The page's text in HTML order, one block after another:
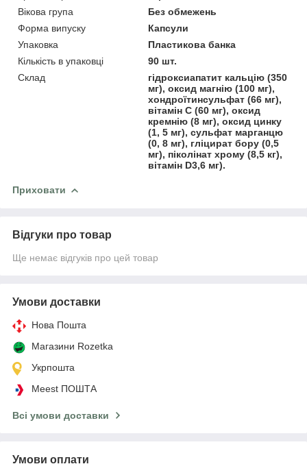
Вікова група
Без обмежень
Форма випуску
Капсули
Упаковка
Пластикова банка
Кількість в упаковці
90 шт.
Склад
гідроксиапатит кальцію (350
мг), оксид магнію (100 мг),
хондроїтинсульфат (66 мг),
вітамін С (60 мг), оксид
кремнію (8 мг), оксид цинку
(1, 5 мг), сульфат марганцю
(0, 8 мг), гліцират бору (0,5
мг), піколінат хрому (8,5 кг),
вітамін D3,6 мг).
Приховати
Відгуки про товар
Ще немає відгуків про цей товар
Умови доставки
Нова Пошта
Магазини Rozetka
Укрпошта
Meest ПОШТА
Всі умови доставки
Умови оплати